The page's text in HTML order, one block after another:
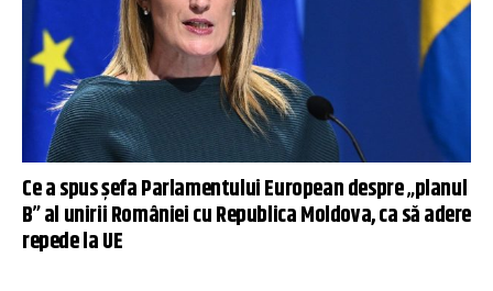
Ce a spus șefa Parlamentului European despre „planul
B” al unirii României cu Republica Moldova, ca să adere
repede la UE